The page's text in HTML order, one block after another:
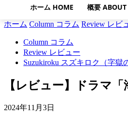
ホーム HOME 概要 ABOUT
ホーム Column コラム Review レビ
Column コラム
Review レビュー
Suzukiroku スズキロク（字獄
【レビュー】ドラマ
2024年11月3日